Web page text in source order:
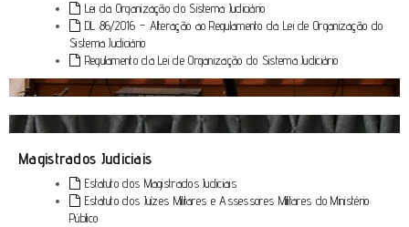
Lei da Organização do Sistema Judiciário
DL 86/2016 – Alteração ao Regulamento da Lei de Organização do
Sistema Judiciário
Regulamento da Lei de Organização do Sistema Judiciário
Magistrados Judiciais
Estatuto dos Magistrados Judiciais
Estatuto dos Juízes Militares e Assessores Militares do Ministério
Público